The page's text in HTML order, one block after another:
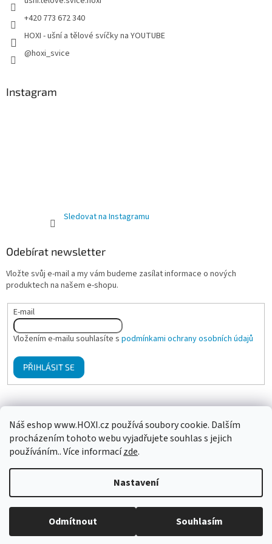
Náš eshop www.HOXI.cz používá soubory cookie. Dalším
procházením tohoto webu vyjadřujete souhlas s jejich
používáním.. Více informacízde.
Nastavení
Odmítnout Souhlasím
+420 773 672 340
HOXI - ušní a tělové svíčky na YOUTUBE
@hoxi_svice
Instagram
Sledovat na Instagramu
Odebírat newsletter
Vložte svůj e-mail a my vám budeme zasílat informace o nových
produktech na našem e-shopu.
E-mail
Vložením e-mailu souhlasíte s podmínkami ochrany osobních údajů
PŘIHLÁSIT SE
Copyright 2026HOXI ušní a tělové svíčky. Všechna práva
vyhrazena.
Upravit nastavení cookies